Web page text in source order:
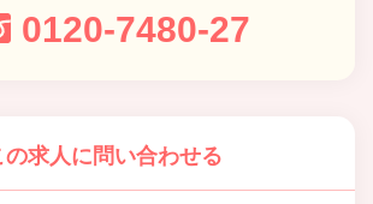
0120-7480-27
の求人に問い合わせる